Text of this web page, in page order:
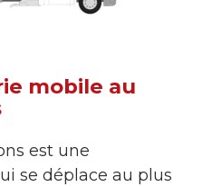
mobile au
est une
se déplace au plus